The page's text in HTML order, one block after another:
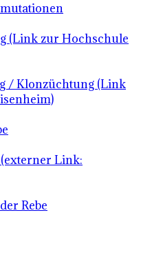
(Link zur Hochschule
/ Klonzüchtung (Link
Link:
Rebe